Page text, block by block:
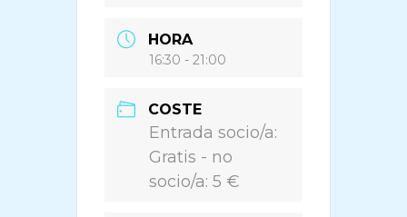
HORA
16:30 - 21:00
COSTE
Entrada socio/a:
Gratis - no
socio/a: 5 €